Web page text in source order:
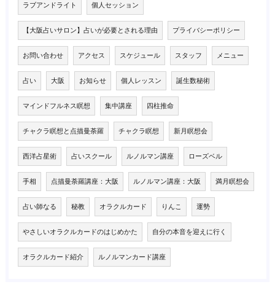
ラブアンドライト 個人セッション
【大阪占いサロン】占いが必要とされる理由 プライバシーポリシー
お問い合わせ アクセス スケジュール スタッフ メニュー
占い 大阪 お知らせ 個人レッスン 誕生数秘術
マインドフルネス瞑想 集中講座 四柱推命
チャクラ瞑想と点描曼荼羅 チャクラ瞑想 新月瞑想会
西洋占星術 占いスクール ルノルマン講座 ローズベル
手相 点描曼荼羅講座：大阪 ルノルマン講座：大阪 満月瞑想会
占い師なる 秘教 オラクルカード りんこ 運勢
やさしいオラクルカードのはじめかた 自分の本音を迎えに行く
オラクルカード紹介 ルノルマンカード講座